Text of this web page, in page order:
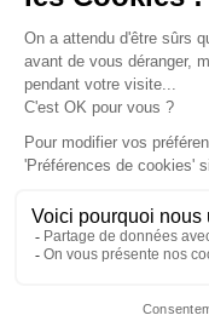
Services
Aide & Conseils
Paiement sécurisé